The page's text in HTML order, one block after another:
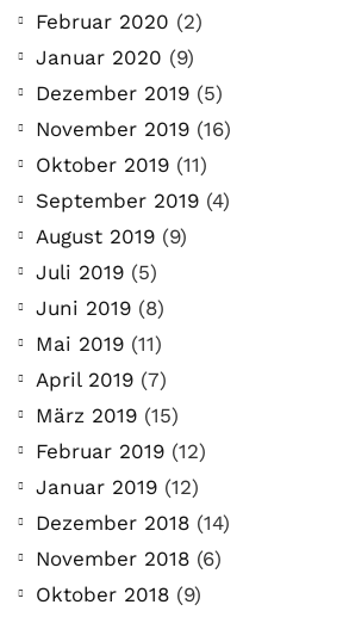
Februar 2020 (2)
Januar 2020 (9)
Dezember 2019 (5)
November 2019 (16)
Oktober 2019 (11)
September 2019 (4)
August 2019 (9)
Juli 2019 (5)
Juni 2019 (8)
Mai 2019 (11)
April 2019 (7)
März 2019 (15)
Februar 2019 (12)
Januar 2019 (12)
Dezember 2018 (14)
November 2018 (6)
Oktober 2018 (9)